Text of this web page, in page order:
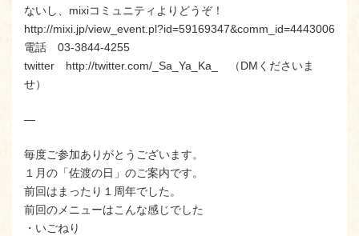
ないし、mixiコミュニティよりどうぞ！
http://mixi.jp/view_event.pl?id=59169347&comm_id=4443006
電話 03-3844-4255
twitter http://twitter.com/_Sa_Ya_Ka_ （DMくださいま
せ）
—
毎度ご参加ありがとうございます。
１月の「佐渡の日」のご案内です。
前回はまったり１周年でした。
前回のメニューはこんな感じでした
・いごねり